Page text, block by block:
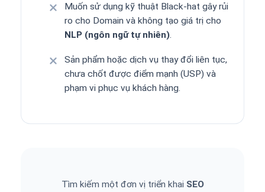
Muốn sử dụng kỹ thuật Black-hat gây rủi
ro cho Domain và không tạo giá trị cho
NLP (ngôn ngữ tự nhiên).
Sản phẩm hoặc dịch vụ thay đổi liên tục,
chưa chốt được điểm mạnh (USP) và
phạm vi phục vụ khách hàng.
Tìm kiếm một đơn vị triển khai SEO